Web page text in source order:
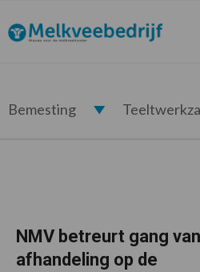
de
hoofdnavigatie
de
hoofd
de
eerste
de
voettekst
Melkveebedrijf.nl
Bemesting
NMV betreurt gang
afhandeling op de